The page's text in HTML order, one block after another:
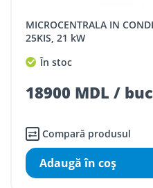
MICROCENTRALA IN CONDENSATIE RIELLO START
25KIS, 21 kW
În stoc
18900 MDL / buc
Compară produsul
Adaugă în coş